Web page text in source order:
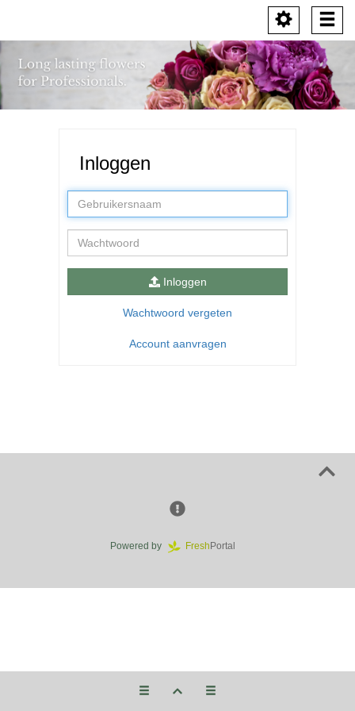
Toggle
navigation
Inloggen
Inloggen
Wachtwoord vergeten
Account aanvragen
Powered by Fresh Portal